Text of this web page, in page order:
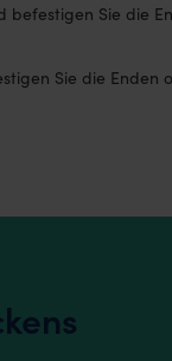
befestigen Sie die
Sie die Enden